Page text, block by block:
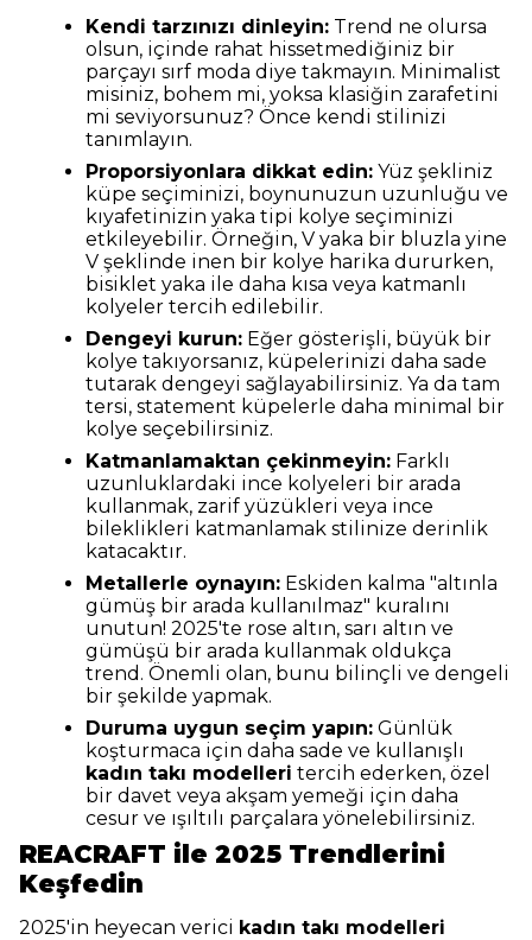
Kendi tarzınızı dinleyin: Trend ne olursa
olsun, içinde rahat hissetmediğiniz bir
parçayı sırf moda diye takmayın. Minimalist
misiniz, bohem mi, yoksa klasiğin zarafetini
mi seviyorsunuz? Önce kendi stilinizi
tanımlayın.
Proporsiyonlara dikkat edin: Yüz şekliniz
küpe seçiminizi, boynunuzun uzunluğu ve
kıyafetinizin yaka tipi kolye seçiminizi
etkileyebilir. Örneğin, V yaka bir bluzla yine
V şeklinde inen bir kolye harika dururken,
bisiklet yaka ile daha kısa veya katmanlı
kolyeler tercih edilebilir.
Dengeyi kurun: Eğer gösterişli, büyük bir
kolye takıyorsanız, küpelerinizi daha sade
tutarak dengeyi sağlayabilirsiniz. Ya da tam
tersi, statement küpelerle daha minimal bir
kolye seçebilirsiniz.
Katmanlamaktan çekinmeyin: Farklı
uzunluklardaki ince kolyeleri bir arada
kullanmak, zarif yüzükleri veya ince
bileklikleri katmanlamak stilinize derinlik
katacaktır.
Metallerle oynayın: Eskiden kalma "altınla
gümüş bir arada kullanılmaz" kuralını
unutun! 2025'te rose altın, sarı altın ve
gümüşü bir arada kullanmak oldukça
trend. Önemli olan, bunu bilinçli ve dengeli
bir şekilde yapmak.
Duruma uygun seçim yapın: Günlük
koşturmaca için daha sade ve kullanışlı
kadın takı modelleri tercih ederken, özel
bir davet veya akşam yemeği için daha
cesur ve ışıltılı parçalara yönelebilirsiniz.
REACRAFT ile 2025 Trendlerini
Keşfedin
2025'in heyecan verici kadın takı modelleri